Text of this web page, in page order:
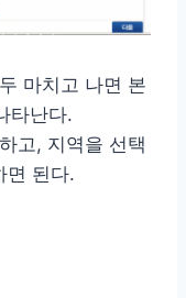
마치고 나면 본
타난다.
고, 지역을 선택
면 된다.